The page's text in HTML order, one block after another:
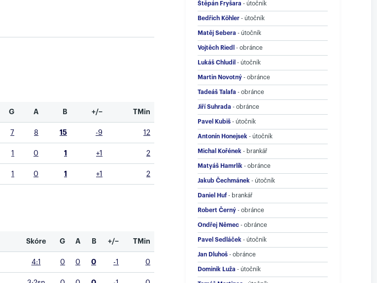
G A B +/− TMin
7 8 15 -9 12
1 0 1 +1 2
1 0 1 +1 2
Skóre G A B +/− TMin
4:1 0 0 0 -1 0
Štěpán Fryšara - útočník
Bedřich Köhler - útočník
Matěj Sebera - útočník
Vojtěch Riedl - obránce
Lukáš Chludil - útočník
Martin Novotný - obránce
Tadeáš Talafa - obránce
Jiří Suhrada - obránce
Pavel Kubiš - útočník
Antonín Honejsek - útočník
Michal Kořének - brankář
Matyáš Hamrlík - obránce
Jakub Čechmánek - útočník
Daniel Huf- brankář
Robert Černý - obránce
Ondřej Němec - obránce
Pavel Sedláček - útočník
Jan Dluhoš - obránce
Dominik Luža - útočník